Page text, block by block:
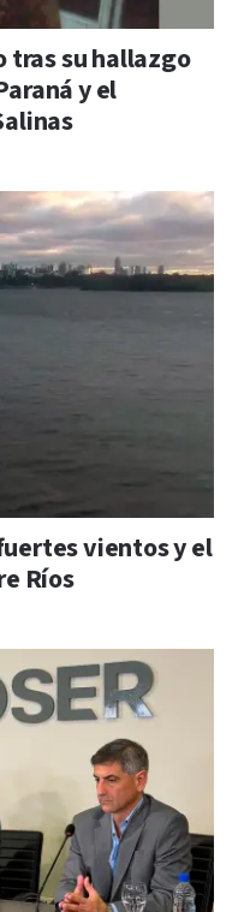
tras su hallazgo
y el
vientos y el
Ríos